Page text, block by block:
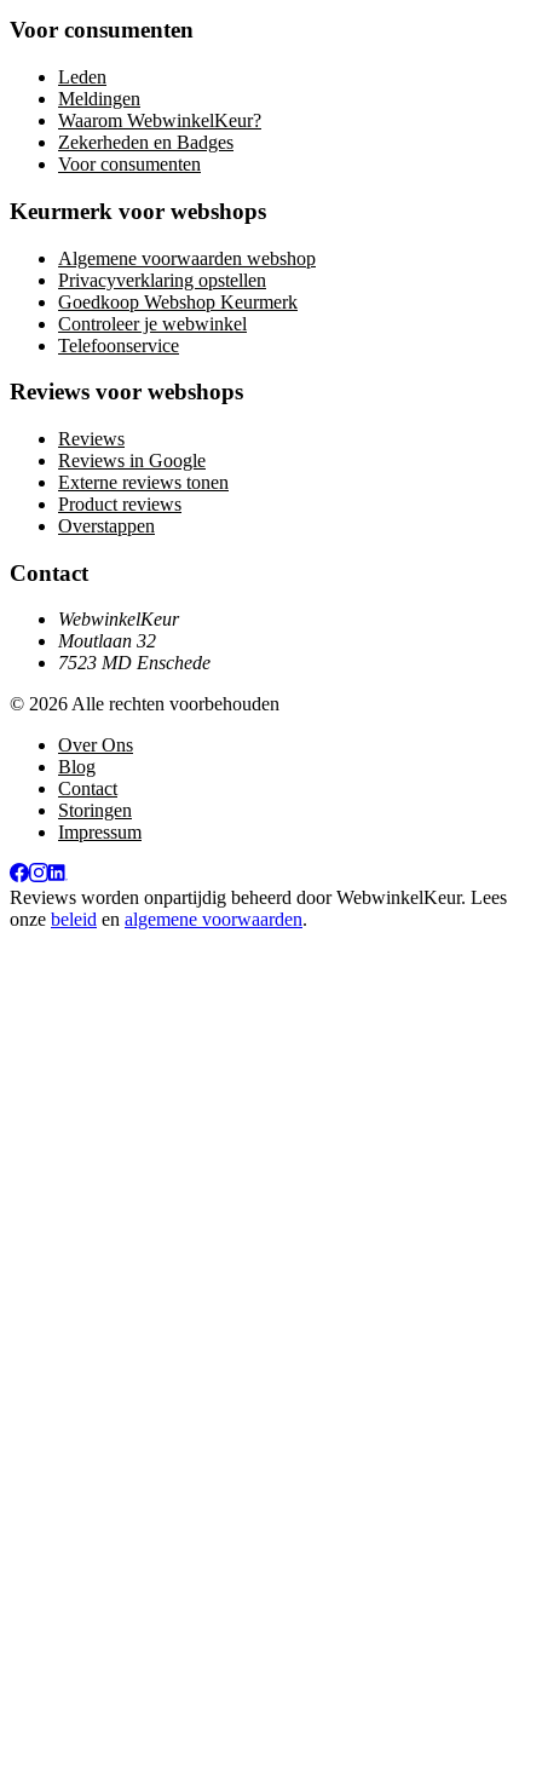
Voor consumenten
Leden
Meldingen
Waarom WebwinkelKeur?
Zekerheden en Badges
Voor consumenten
Keurmerk voor webshops
Algemene voorwaarden webshop
Privacyverklaring opstellen
Goedkoop Webshop Keurmerk
Controleer je webwinkel
Telefoonservice
Reviews voor webshops
Reviews
Reviews in Google
Externe reviews tonen
Product reviews
Overstappen
Contact
WebwinkelKeur
Moutlaan 32
7523 MD Enschede
© 2026 Alle rechten voorbehouden
Over Ons
Blog
Contact
Storingen
Impressum
Reviews worden onpartijdig beheerd doorWebwinkelKeur. Lees
onze beleid en algemene voorwaarden.